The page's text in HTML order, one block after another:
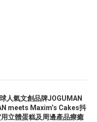
人氣文創品牌JOGUMAN
meets Maxim’s Cakes抖
立體蛋糕及周邊產品療癒